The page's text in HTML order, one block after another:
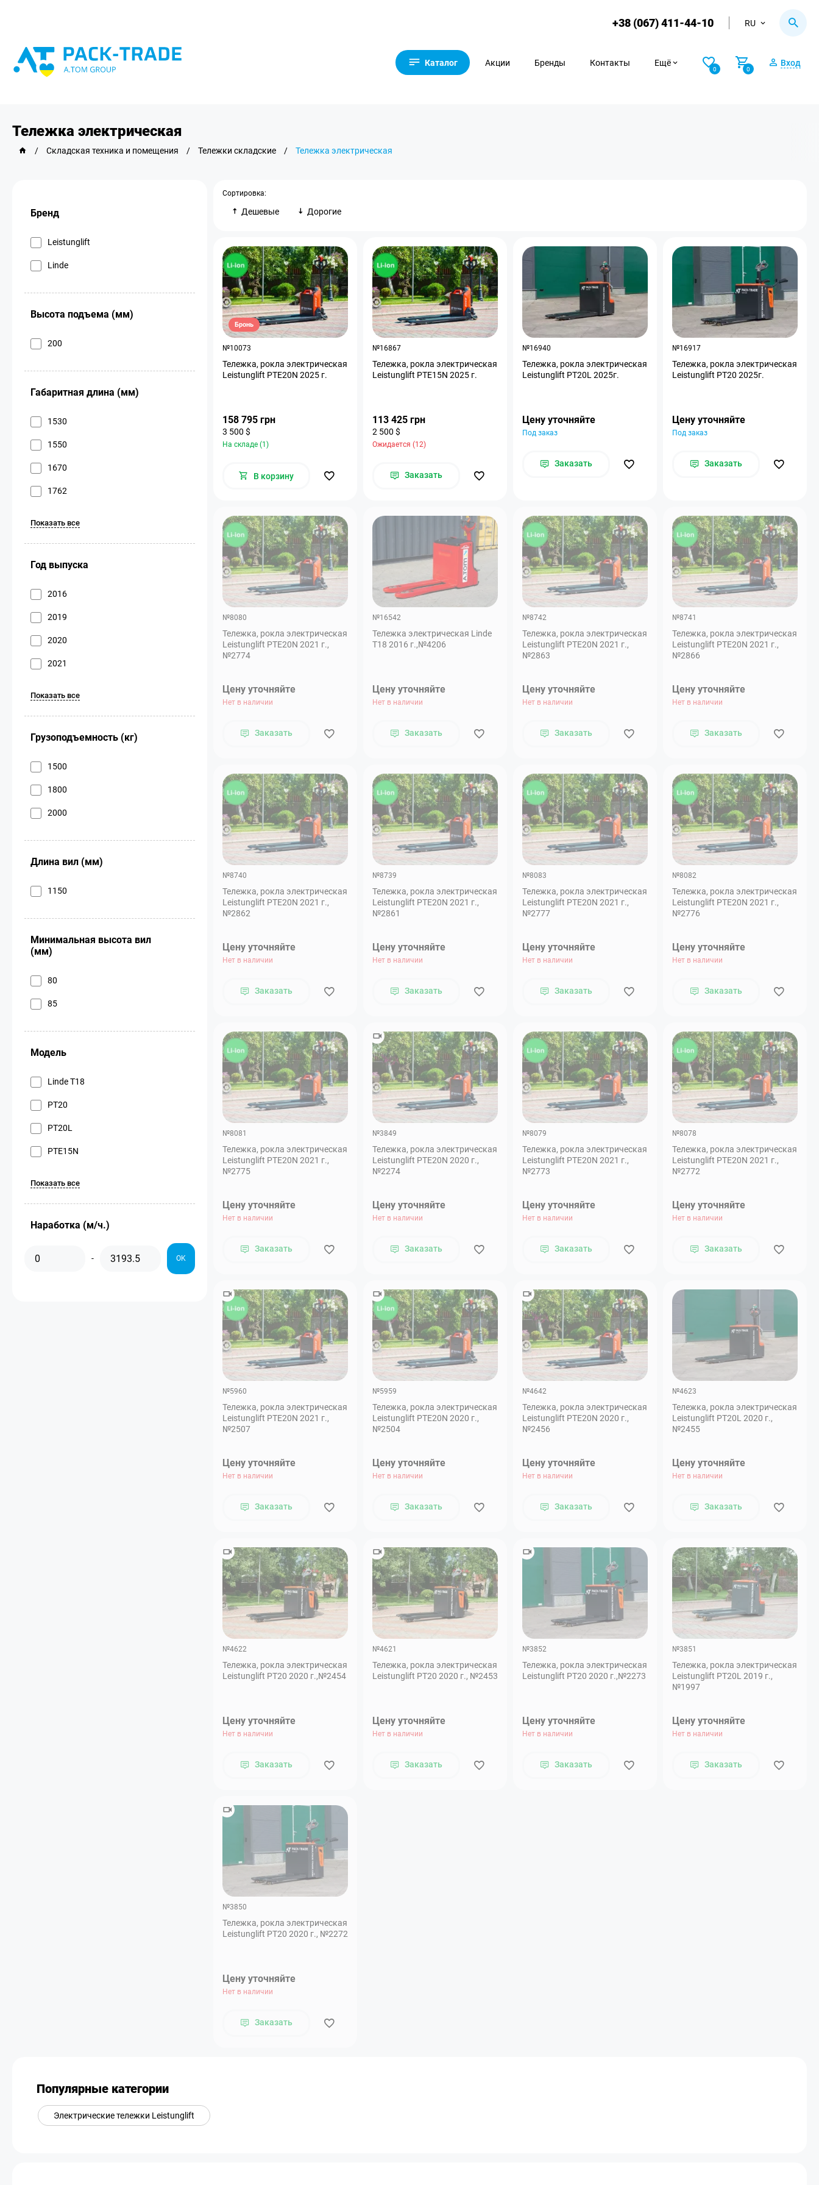
+38 (067) 411-44-10 RU
Каталог Акции Бренды Контакты Ещё
0 0
Вход
Тележка электрическая
/ Складская техника и помещения / Тележки складские / Тележка электрическая
Бренд
Leistunglift
Linde
Высота подъема (мм)
200
Габаритная длина (мм)
1530
1550
1670
1762
Показать все
Год выпуска
2016
2019
2020
2021
Показать все
Грузоподъемность (кг)
1500
1800
2000
Длина вил (мм)
1150
Минимальная высота вил
(мм)
80
85
Модель
Linde T18
PT20
PT20L
PTE15N
Показать все
Наработка (м/ч.)
- OK
Сортировка:
Дешевые Дорогие
Бронь
№10073
Тележка, рокла электрическая
Leistunglift PTE20N 2025 г.
158 795 грн
3 500 $
На складе (1)
В корзину
№16867
Тележка, рокла электрическая
Leistunglift PTE15N 2025 г.
113 425 грн
2 500 $
Ожидается (12)
Заказать
№16940
Тележка, рокла электрическая
Leistunglift PT20L 2025г.
Цену уточняйте
Под заказ
Заказать
№16917
Тележка, рокла электрическая
Leistunglift PT20 2025г.
Цену уточняйте
Под заказ
Заказать
№8080
Тележка, рокла электрическая
Leistunglift PTE20N 2021 г.,
№2774
Цену уточняйте
Нет в наличии
Заказать
№16542
Тележка электрическая Linde
T18 2016 г.,№4206
Цену уточняйте
Нет в наличии
Заказать
№8742
Тележка, рокла электрическая
Leistunglift PTE20N 2021 г.,
№2863
Цену уточняйте
Нет в наличии
Заказать
№8741
Тележка, рокла электрическая
Leistunglift PTE20N 2021 г.,
№2866
Цену уточняйте
Нет в наличии
Заказать
№8740
Тележка, рокла электрическая
Leistunglift PTE20N 2021 г.,
№2862
Цену уточняйте
Нет в наличии
Заказать
№8739
Тележка, рокла электрическая
Leistunglift PTE20N 2021 г.,
№2861
Цену уточняйте
Нет в наличии
Заказать
№8083
Тележка, рокла электрическая
Leistunglift PTE20N 2021 г.,
№2777
Цену уточняйте
Нет в наличии
Заказать
№8082
Тележка, рокла электрическая
Leistunglift PTE20N 2021 г.,
№2776
Цену уточняйте
Нет в наличии
Заказать
№8081
Тележка, рокла электрическая
Leistunglift PTE20N 2021 г.,
№2775
Цену уточняйте
Нет в наличии
Заказать
№3849
Тележка, рокла электрическая
Leistunglift PTE20N 2020 г.,
№2274
Цену уточняйте
Нет в наличии
Заказать
№8079
Тележка, рокла электрическая
Leistunglift PTE20N 2021 г.,
№2773
Цену уточняйте
Нет в наличии
Заказать
№8078
Тележка, рокла электрическая
Leistunglift PTE20N 2021 г.,
№2772
Цену уточняйте
Нет в наличии
Заказать
№5960
Тележка, рокла электрическая
Leistunglift PTE20N 2021 г.,
№2507
Цену уточняйте
Нет в наличии
Заказать
№5959
Тележка, рокла электрическая
Leistunglift PTE20N 2020 г.,
№2504
Цену уточняйте
Нет в наличии
Заказать
№4642
Тележка, рокла электрическая
Leistunglift PTE20N 2020 г.,
№2456
Цену уточняйте
Нет в наличии
Заказать
№4623
Тележка, рокла электрическая
Leistunglift PT20L 2020 г.,
№2455
Цену уточняйте
Нет в наличии
Заказать
№4622
Тележка, рокла электрическая
Leistunglift PT20 2020 г.,№2454
Цену уточняйте
Нет в наличии
Заказать
№4621
Тележка, рокла электрическая
Leistunglift PT20 2020 г., №2453
Цену уточняйте
Нет в наличии
Заказать
№3852
Тележка, рокла электрическая
Leistunglift PT20 2020 г.,№2273
Цену уточняйте
Нет в наличии
Заказать
№3851
Тележка, рокла электрическая
Leistunglift PT20L 2019 г.,
№1997
Цену уточняйте
Нет в наличии
Заказать
№3850
Тележка, рокла электрическая
Leistunglift PT20 2020 г., №2272
Цену уточняйте
Нет в наличии
Заказать
Популярные категории
Электрические тележки Leistunglift